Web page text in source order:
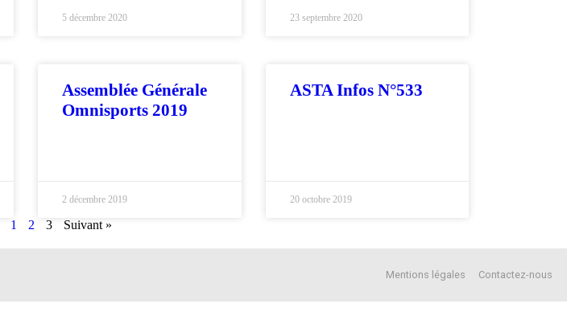
5 décembre 2020 23 septembre 2020
Assemblée Générale
Omnisports 2019
2 décembre 2019
ASTA Infos N°533
20 octobre 2019
1 2 3 Suivant »
Mentions légales Contactez-nous